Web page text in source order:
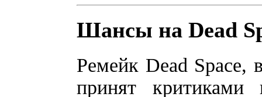
Шансы на Dead
Ремейк Dead
принят